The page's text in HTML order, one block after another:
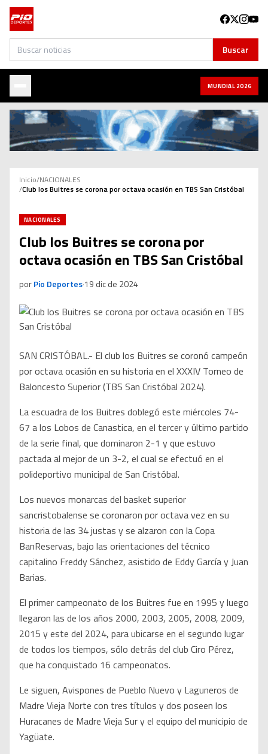
Buscar Buscar
MUNDIAL 2026
Inicio/NACIONALES
/Club los Buitres se corona por octava ocasión en TBS San Cristóbal
NACIONALES
Club los Buitres se corona por
octava ocasión en TBS San Cristóbal
porPio Deportes·19 dic de 2024
SAN CRISTÓBAL.- El club los Buitres se coronó campeón
por octava ocasión en su historia en el XXXIV Torneo de
Baloncesto Superior (TBS San Cristóbal 2024).
La escuadra de los Buitres doblegó este miércoles 74-
67 a los Lobos de Canastica, en el tercer y último partido
de la serie final, que dominaron 2-1 y que estuvo
pactada al mejor de un 3-2, el cual se efectuó en el
polideportivo municipal de San Cristóbal.
Los nuevos monarcas del basket superior
sancristobalense se coronaron por octava vez en su
historia de las 34 justas y se alzaron con la Copa
BanReservas, bajo las orientaciones del técnico
capitalino Freddy Sánchez, asistido de Eddy García y Juan
Barias.
El primer campeonato de los Buitres fue en 1995 y luego
llegaron las de los años 2000, 2003, 2005, 2008, 2009,
2015 y este del 2024, para ubicarse en el segundo lugar
de todos los tiempos, sólo detrás del club Ciro Pérez,
que ha conquistado 16 campeonatos.
Le siguen, Avispones de Pueblo Nuevo y Laguneros de
Madre Vieja Norte con tres títulos y dos poseen los
Huracanes de Madre Vieja Sur y el equipo del municipio de
Yagüate.